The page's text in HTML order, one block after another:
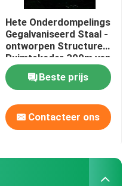
Hete Onderdompelings
Gegalvaniseerd Staal -
ontworpen Structureel
Ruimtekader 300m van
de Gebouwenboog
Beste prijs
Contacteer ons